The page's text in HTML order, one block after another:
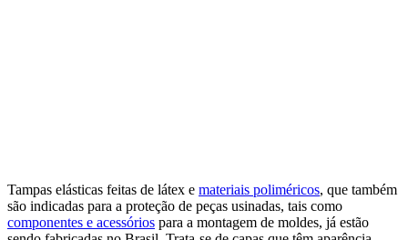
Tampas elásticas feitas de látex e materiais poliméricos, que também
são indicadas para a proteção de peças usinadas, tais como
componentes e acessórios para a montagem de moldes, já estão